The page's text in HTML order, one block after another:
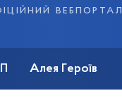
вебпортал
Алея Героїв